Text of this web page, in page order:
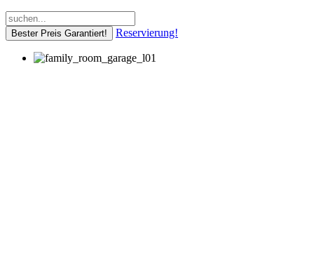
Bester Preis Garantiert! Reservierung!